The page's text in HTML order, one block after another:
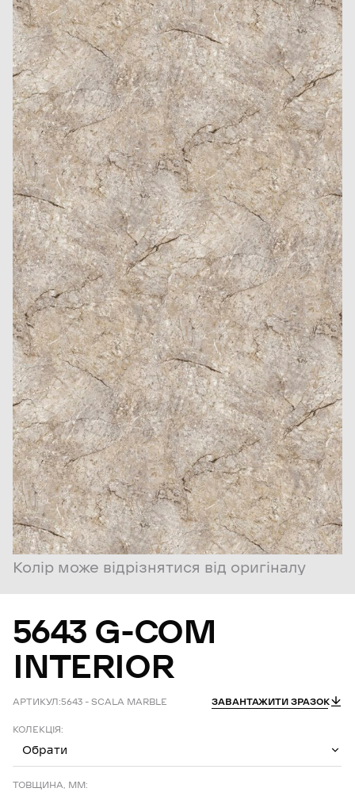
Колір може відрізнятися від оригіналу
5643 G-COM
INTERIOR
АРТИКУЛ:5643 – SCALA MARBLE ЗАВАНТАЖИТИ ЗРАЗОК
КОЛЕКЦІЯ:
Обрати
ТОВЩИНА, ММ: